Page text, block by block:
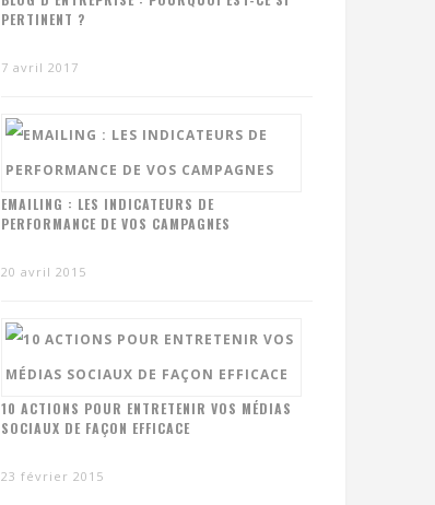
PERTINENT ?
7 avril 2017
EMAILING : LES INDICATEURS DE
PERFORMANCE DE VOS CAMPAGNES
20 avril 2015
10 ACTIONS POUR ENTRETENIR VOS MÉDIAS
SOCIAUX DE FAÇON EFFICACE
23 février 2015